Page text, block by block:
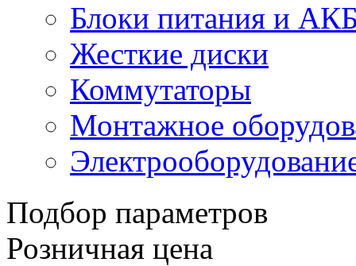
Блоки питания и
Жесткие диски
Коммутаторы
Монтажное
Подбор параметров
Розничная цена